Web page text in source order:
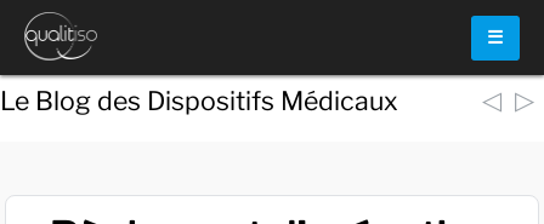
☰
Le Blog des Dispositifs Médicaux ◁ ▷